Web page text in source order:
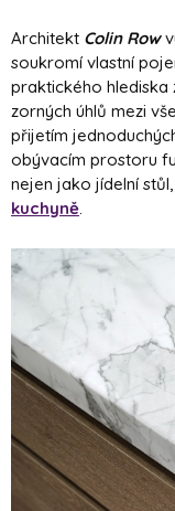
Architekt Colin Row
soukromí vlastní
praktického hlediska
zorných úhlů mezi
přijetím
obývacím prostoru
nejen jako jídelní
kuchyně.